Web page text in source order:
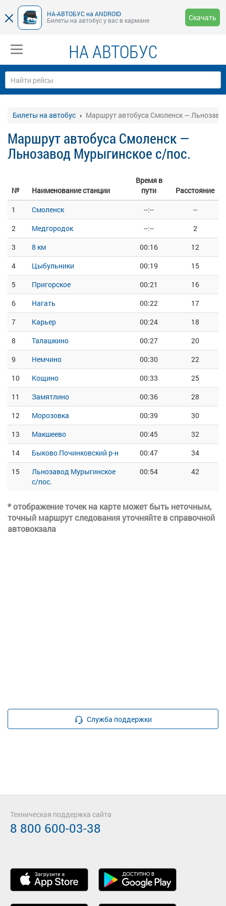
НА-АВТОБУС на ANDROID
Билеты на автобус у вас в кармане
Скачать
НА АВТОБУС
Билеты на автобус Маршрут автобуса Смоленск —
Маршрут автобуса Смоленск —
Льнозавод Мурыгинское с/пос.
№ Наименование станции
Время в
пути
Расстояние
1
Смоленск --:--
--
2
Медгородок --:--
2
3
8 км 00:16
12
4
Цыбульники 00:19
15
5
Пригорское 00:21
16
6
Нагать 00:22
17
7
Карьер 00:24
18
8
Талашкино 00:27
20
9
Немчино 00:30
22
10
Кощино 00:33
25
11
Замятлино 00:36
28
12
Морозовка 00:39
30
13
Макшеево 00:45
32
14
Быково Починковский р-н 00:47
34
15
Льнозавод Мурыгинское
с/пос.
00:54 42
* отображение точек на карте может быть неточным,
точный маршрут следования уточняйте в справочной
автовокзала
Служба поддержки
Техническая поддержка сайта
8 800 600-03-38